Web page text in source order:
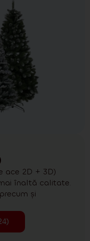
ace 2D + 3D)
înaltă calitate.
și